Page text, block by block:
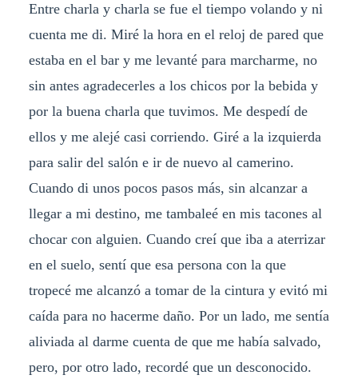
Entre charla y charla se fue el tiempo volando y ni
cuenta me di. Miré la hora en el reloj de pared que
estaba en el bar y me levanté para marcharme, no
sin antes agradecerles a los chicos por la bebida y
por la buena charla que tuvimos. Me despedí de
ellos y me alejé casi corriendo. Giré a la izquierda
para salir del salón e ir de nuevo al camerino.
Cuando di unos pocos pasos más, sin alcanzar a
llegar a mi destino, me tambaleé en mis tacones al
chocar con alguien. Cuando creí que iba a aterrizar
en el suelo, sentí que esa persona con la que
tropecé me alcanzó a tomar de la cintura y evitó mi
caída para no hacerme daño. Por un lado, me sentía
aliviada al darme cuenta de que me había salvado,
pero, por otro lado, recordé que un desconocido.